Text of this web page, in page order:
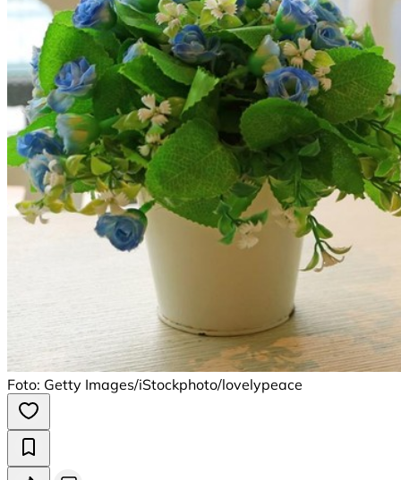
Foto: Getty Images/iStockphoto/lovelypeace